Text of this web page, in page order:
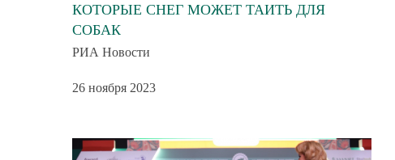
КОТОРЫЕ СНЕГ МОЖЕТ ТАИТЬ ДЛЯ
СОБАК
РИА Новости
26 ноября 2023